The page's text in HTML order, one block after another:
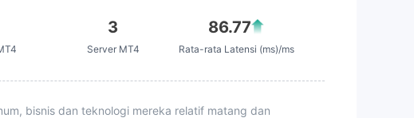
3
Server MT4
86.77
Rata-rata Latensi (ms)/ms
bisnis dan teknologi mereka relatif matang dan